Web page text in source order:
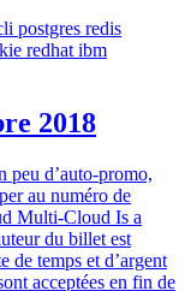
postgres redis
redhat ibm
2018
peu d’auto-promo,
au numéro de
Multi-Cloud Is a
du billet est
de temps et d’argent
acceptées en fin de